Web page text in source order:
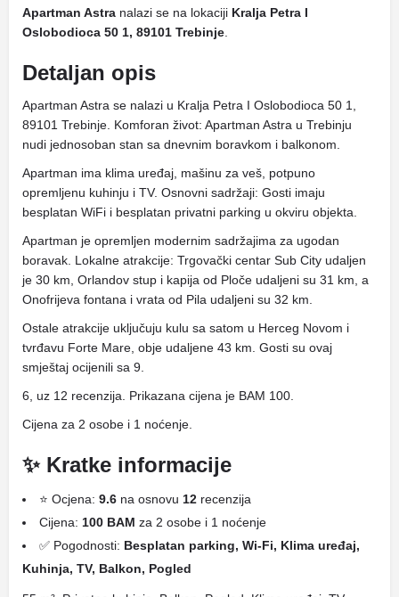
Apartman Astra nalazi se na lokaciji Kralja Petra I
Oslobodioca 50 1, 89101 Trebinje
Detaljan opis
Apartman Astra se nalazi u Kralja Petra I Oslobodioca 50 1,
89101 Trebinje. Komforan život: Apartman Astra u Trebinju
nudi jednosoban stan sa dnevnim boravkom i balkonom.
Apartman ima klima uređaj, mašinu za veš, potpuno
opremljenu kuhinju i TV. Osnovni sadržaji: Gosti imaju
besplatan WiFi i besplatan privatni parking u okviru objekta.
Apartman je opremljen modernim sadržajima za ugodan
boravak. Lokalne atrakcije: Trgovački centar Sub City udaljen
je 30 km, Orlandov stup i kapija od Ploče udaljeni su 31 km, a
Onofrijeva fontana i vrata od Pila udaljeni su 32 km.
Ostale atrakcije uključuju kulu sa satom u Herceg Novom i
tvrđavu Forte Mare, obje udaljene 43 km. Gosti su ovaj
smještaj ocijenili sa 9.
6, uz 12 recenzija. Prikazana cijena je BAM 100.
Cijena za 2 osobe i 1 noćenje.
✨ Kratke informacije
⭐ Ocjena: 9.6 na osnovu 12 recenzija
Cijena: 100 BAM za 2 osobe i 1 noćenje
✅ Pogodnosti: Besplatan parking, Wi-Fi, Klima uređaj,
Kuhinja, TV, Balkon, Pogled